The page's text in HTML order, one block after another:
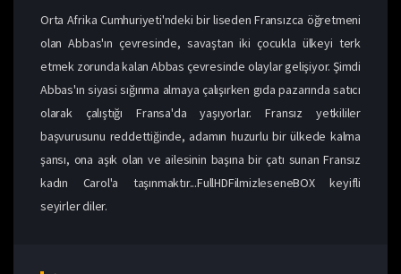
Orta Afrika Cumhuriyeti'ndeki bir liseden Fransızca öğretmeni
olan Abbas'ın çevresinde, savaştan iki çocukla ülkeyi terk
etmek zorunda kalan Abbas çevresinde olaylar gelişiyor. Şimdi
Abbas'ın siyasi sığınma almaya çalışırken gıda pazarında satıcı
olarak çalıştığı Fransa'da yaşıyorlar. Fransız yetkililer
başvurusunu reddettiğinde, adamın huzurlu bir ülkede kalma
şansı, ona aşık olan ve ailesinin başına bir çatı sunan Fransız
kadın Carol'a taşınmaktır...FullHDFilmizleseneBOX keyifli
seyirler diler.